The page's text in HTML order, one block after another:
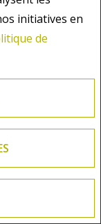
initiatives en
de
les
vous
à autre
ou
utilisons